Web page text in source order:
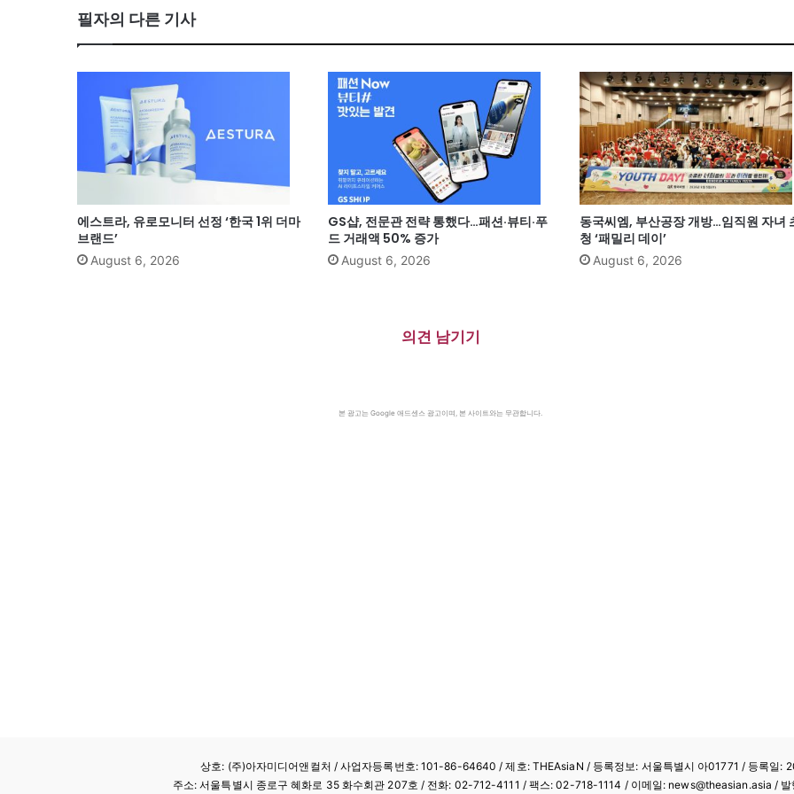
필자의 다른 기사
에스트라, 유로모니터 선정 ‘한국 1위 더마
브랜드’
August 6, 2026
GS샵, 전문관 전략 통했다…패션·뷰티·푸
드 거래액 50% 증가
August 6, 2026
동국씨엠, 부산공장 개방…임직원 자녀
청 ‘패밀리 데이’
August 6, 2026
의견 남기기
본 광고는 Google 애드센스 광고이며, 본 사이트와는 무관합니다.
상호: (주)아자미디어앤컬처 /사업자등록번호: 101-86-64640 / 제호: THEAsiaN / 등록정보: 서울특별시 아01771 / 등록일:
주소: 서울특별시 종로구 혜화로 35 화수회관 207호 / 전화: 02-712-4111 / 팩스: 02-718-1114 / 이메일: news@theasian.asia /